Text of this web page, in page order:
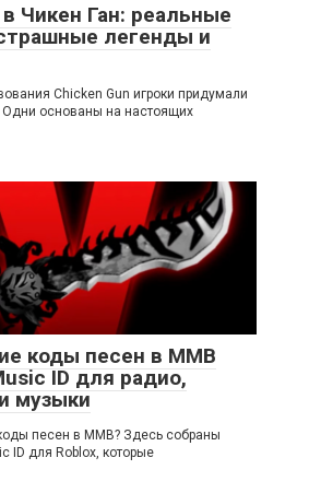
Чикен Ган: реальные
легенды и
Chicken Gun игроки придумали
Одни основаны на настоящих
коды песен в ММВ
ID для радио,
музыки
песен в ММВ? Здесь собраны
ID для Roblox, которые